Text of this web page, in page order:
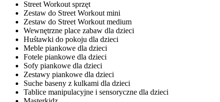
Street Workout sprzęt
Zestaw do Street Workout mini
Zestaw do Street Workout medium
Wewnętrzne place zabaw dla dzieci
Huśtawki do pokoju dla dzieci
Meble piankowe dla dzieci
Fotele piankowe dla dzieci
Sofy piankowe dla dzieci
Zestawy piankowe dla dzieci
Suche baseny z kulkami dla dzieci
Tablice manipulacyjne i sensoryczne dla dzieci